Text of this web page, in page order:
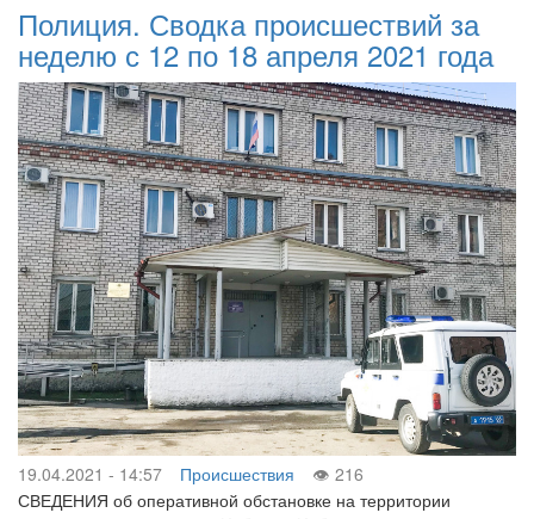
Полиция. Сводка происшествий за
неделю с 12 по 18 апреля 2021 года
19.04.2021 - 14:57 Происшествия
216
СВЕДЕНИЯ об оперативной обстановке на территории